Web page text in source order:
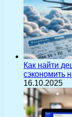
Как найти
сэкономить
16.10.2025